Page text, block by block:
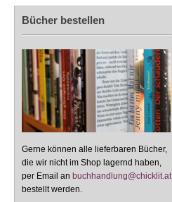
Bücher bestellen
Gerne können alle lieferbaren Bücher,
die wir nicht im Shop lagernd haben,
per Email an buchhandlung@chicklit.at
bestellt werden.